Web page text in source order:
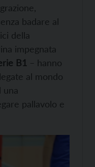
badare al
della
impegnata
B1 – hanno
al mondo
una
pallavolo e